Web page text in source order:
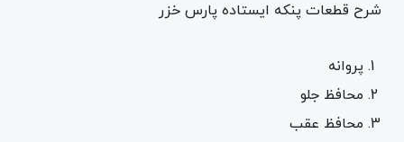
شرح قطعات پنکه ایستاده پارس خزر
پروانه
محافظ جلو
محافظ عقب